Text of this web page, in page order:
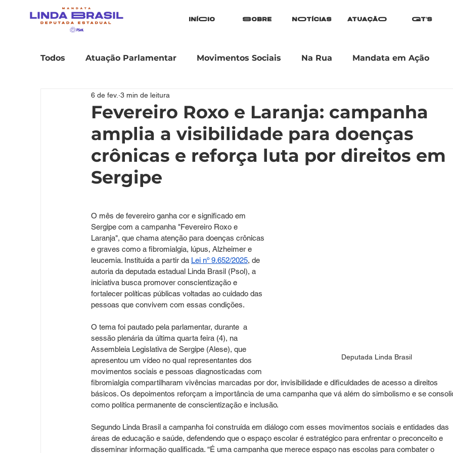
iníCio Sobre nOtícias atuaçãO Gt's
Todos Atuação Parlamentar Movimentos Sociais Na Rua Mandata em Ação
Fevereiro Roxo e Laranja: campanha
amplia a visibilidade para doenças
crônicas e reforça luta por direitos em
Sergipe
6 de fev. 3 min de leitura
Deputada Linda Brasil
O mês de fevereiro ganha cor e significado em
Sergipe com a campanha "Fevereiro Roxo e
Laranja", que chama atenção para doenças crônicas
e graves como a fibromialgia, lúpus, Alzheimer e
leucemia. Instituída a partir da Lei nº 9.652/2025, de
autoria da deputada estadual Linda Brasil (Psol), a
iniciativa busca promover conscientização e
fortalecer políticas públicas voltadas ao cuidado das
pessoas que convivem com essas condições.
O tema foi pautado pela parlamentar, durante  a
sessão plenária da última quarta feira (4), na
Assembleia Legislativa de Sergipe (Alese), que
apresentou um vídeo no qual representantes dos
movimentos sociais e pessoas diagnosticadas com
fibromialgia compartilharam vivências marcadas por dor, invisibilidade e dificuldades de acesso a direitos
básicos. Os depoimentos reforçam a importância de uma campanha que vá além do simbolismo e se
como política permanente de conscientização e inclusão.
Segundo Linda Brasil a campanha foi construída em diálogo com esses movimentos sociais e entidades das
áreas de educação e saúde, defendendo que o espaço escolar é estratégico para enfrentar o preconceito e
disseminar informação qualificada. “É uma campanha que merece espaço nas escolas para combater o